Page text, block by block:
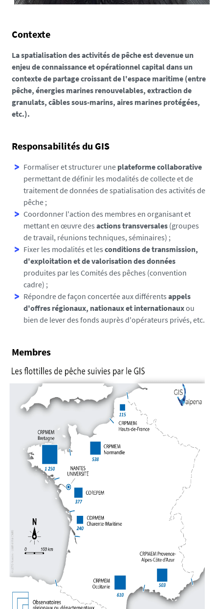
Contexte
La spatialisation des activités de pêche est devenue un
enjeu de connaissance et opérationnel capital dans un
contexte de partage croissant de l'espace maritime (entre
pêche, énergies marines renouvelables, extraction de
granulats, câbles sous-marins, aires marines protégées,
etc.).
Responsabilités du GIS
Formaliser et structurer une plateforme collaborative
permettant de définir les modalités de collecte et de
traitement de données de spatialisation des activités de
pêche ;
Coordonner l'action des membres en organisant et
mettant en œuvre des actions transversales (groupes
de travail, réunions techniques, séminaires) ;
Fixer les modalités et les conditions de transmission,
d'exploitation et de valorisation des données
produites par les Comités des pêches (convention
cadre) ;
Répondre de façon concertée aux différents appels
d'offres régionaux, nationaux et internationauxou
bien de lever des fonds auprès d'opérateurs privés, etc.
Membres